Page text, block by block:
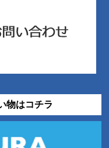
物はコチラ